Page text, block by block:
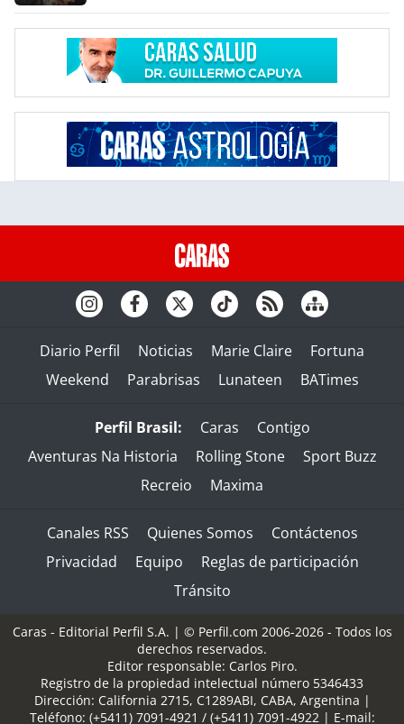
Diario Perfil Noticias Marie Claire
Fortuna
Weekend
Parabrisas Lunateen BATimes
Perfil Brasil: Caras
Contigo
Aventuras Na Historia
Rolling Stone
Sport Buzz
Recreio
Maxima
Canales RSS Quienes Somos
Contáctenos
Privacidad
Equipo
Reglas de participación
Tránsito
Caras - Editorial Perfil S.A. | © Perfil.com 2006-2026 - Todos los
derechos reservados.
Editor responsable: Carlos Piro.
Registro de la propiedad intelectual número 5346433
Dirección: California 2715, C1289ABI, CABA, Argentina |
Teléfono: (+5411) 7091-4921 / (+5411) 7091-4922 | E-mail: